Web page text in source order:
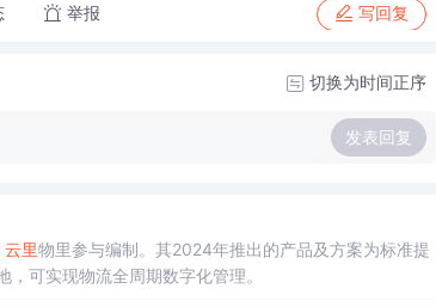
举报 写回复
切换为时间正序
发表回复
云里物里参与编制。其2024年推出的产品及方案为标准提
可实现物流全周期数字化管理。